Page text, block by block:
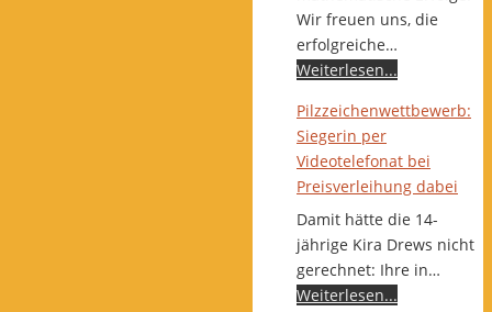
Wir freuen uns, die
erfolgreiche…
Weiterlesen...
Pilzzeichenwettbewerb:
Siegerin per
Videotelefonat bei
Preisverleihung dabei
Damit hätte die 14-
jährige Kira Drews nicht
gerechnet: Ihre in…
Weiterlesen...